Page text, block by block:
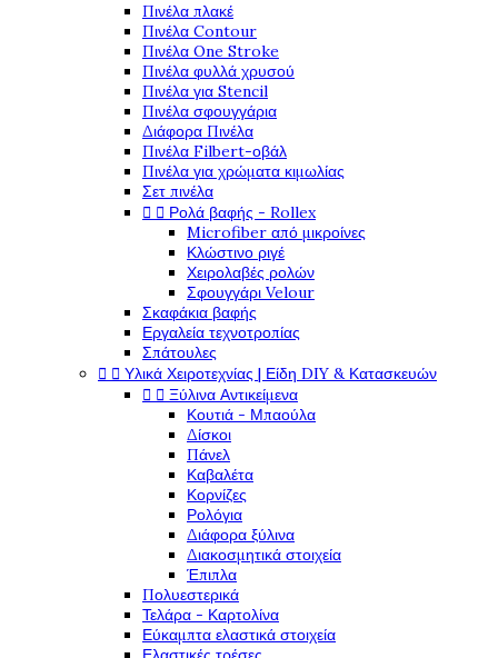
Πινέλα πλακέ
Πινέλα Contour
Πινέλα One Stroke
Πινέλα φυλλά χρυσού
Πινέλα για Stencil
Πινέλα σφουγγάρια
Διάφορα Πινέλα
Πινέλα Filbert-οβάλ
Πινέλα για χρώματα κιμωλίας
Σετ πινέλα
  Ρολά βαφής - Rollex
Microfiber από μικροίνες
Κλώστινο ριγέ
Χειρολαβές ρολών
Σφουγγάρι Velour
Σκαφάκια βαφής
Εργαλεία τεχνοτροπίας
Σπάτουλες
  Υλικά Χειροτεχνίας | Είδη DIY & Κατασκευών
  Ξύλινα Αντικείμενα
Κουτιά - Μπαούλα
Δίσκοι
Πάνελ
Καβαλέτα
Κορνίζες
Ρολόγια
Διάφορα ξύλινα
Διακοσμητικά στοιχεία
Έπιπλα
Πολυεστερικά
Τελάρα - Καρτολίνα
Εύκαμπτα ελαστικά στοιχεία